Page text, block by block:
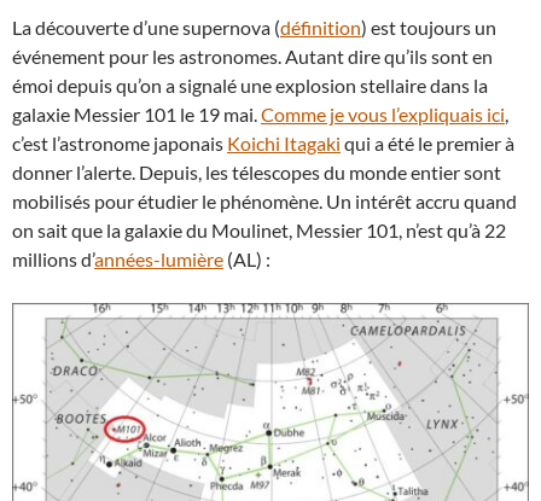
La découverte d’une supernova (définition) est toujours un
événement pour les astronomes. Autant dire qu’ils sont en
émoi depuis qu’on a signalé une explosion stellaire dans la
galaxie Messier 101 le 19 mai.Comme je vous l’expliquais ici,
c’est l’astronome japonais Koichi Itagaki qui a été le premier à
donner l’alerte. Depuis, les télescopes du monde entier sont
mobilisés pour étudier le phénomène. Un intérêt accru quand
on sait que la galaxie du Moulinet, Messier 101, n’est qu’à 22
millions d’années-lumière (AL) :